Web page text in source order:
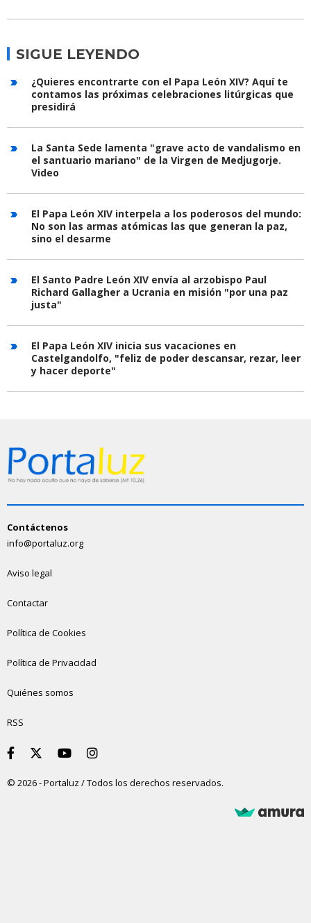
SIGUE LEYENDO
¿Quieres encontrarte con el Papa León XIV? Aquí te
contamos las próximas celebraciones litúrgicas que
presidirá
La Santa Sede lamenta "grave acto de vandalismo en
el santuario mariano" de la Virgen de Medjugorje.
Video
El Papa León XIV interpela a los poderosos del mundo:
No son las armas atómicas las que generan la paz,
sino el desarme
El Santo Padre León XIV envía al arzobispo Paul
Richard Gallagher a Ucrania en misión "por una paz
justa"
El Papa León XIV inicia sus vacaciones en
Castelgandolfo, "feliz de poder descansar, rezar, leer
y hacer deporte"
Contáctenos
info@portaluz.org
Aviso legal
Contactar
Política de Cookies
Política de Privacidad
Quiénes somos
RSS
© 2026 - Portaluz / Todos los derechos reservados.